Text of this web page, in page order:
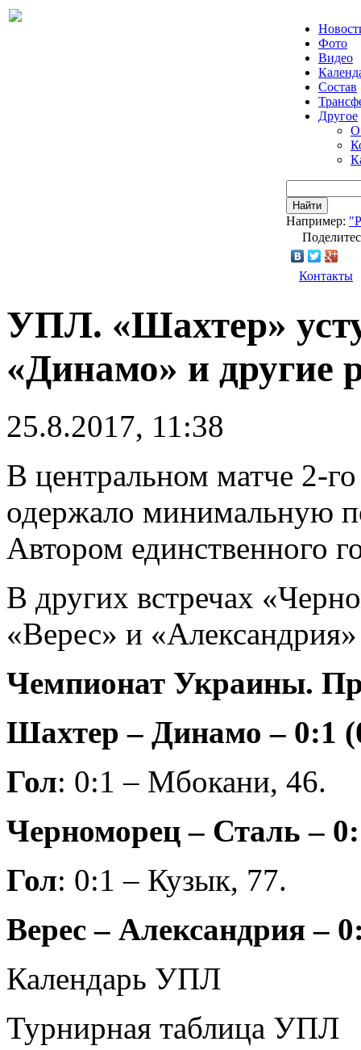
Фото
Видео
Состав
Другое
О
Найти
Например:
Контакты
УПЛ. «Шахтер»
«Динамо» и другие
25.8.2017, 11:38
В центральном матче 2-
одержало минимальную
Автором единственного
В других встречах
«Верес» и
Чемпионат Украины.
Шахтер – Динамо – 0:1
Гол: 0:1 – Мбокани, 46.
Черноморец – Сталь –
Гол: 0:1 – Кузык, 77.
Верес – Александрия –
Календарь УПЛ
Турнирная таблица УПЛ